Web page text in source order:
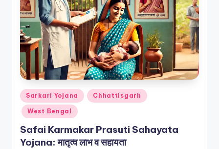
Posted
in
Sarkari Yojana Chhattisgarh
West Bengal
Safai Karmakar Prasuti Sahayata
Yojana: मातृत्व लाभ व सहायता